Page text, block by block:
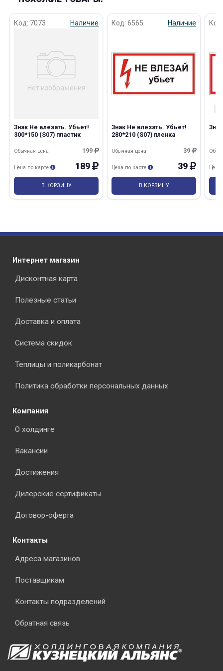
Код: 7073 Наличие
Нет изображения
Знак Не влезать. Убьет!
300*150 (S07) пластик
199
Обычная цена
189
Цена по карте
В КОРЗИНУ
Код: 6565 Наличие
Знак Не влезать. Убьет!
280*210 (S07) пленка
39
Обычная цена
39
Цена по карте
В КОРЗИНУ
Цена
раз в 2 недели
Интернет магазин
Дисконтная карта
Полезные статьи
Доставка и оплата
Система скидок
Теплицы и поликарбонат
Политика обработки персональных данных
Компания
О холдинге
Вакансии
Достижения
Дилерские сертификаты
Договор-оферта
Контакты
Адреса магазинов
Поставщикам
Контакты подразделений
Обратная связь